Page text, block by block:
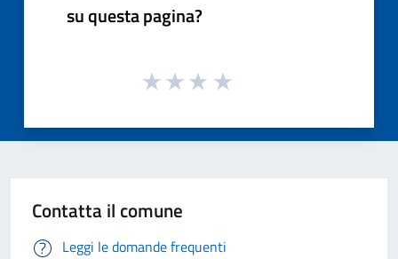
su questa pagina?
Contatta il comune
Leggi le domande frequenti